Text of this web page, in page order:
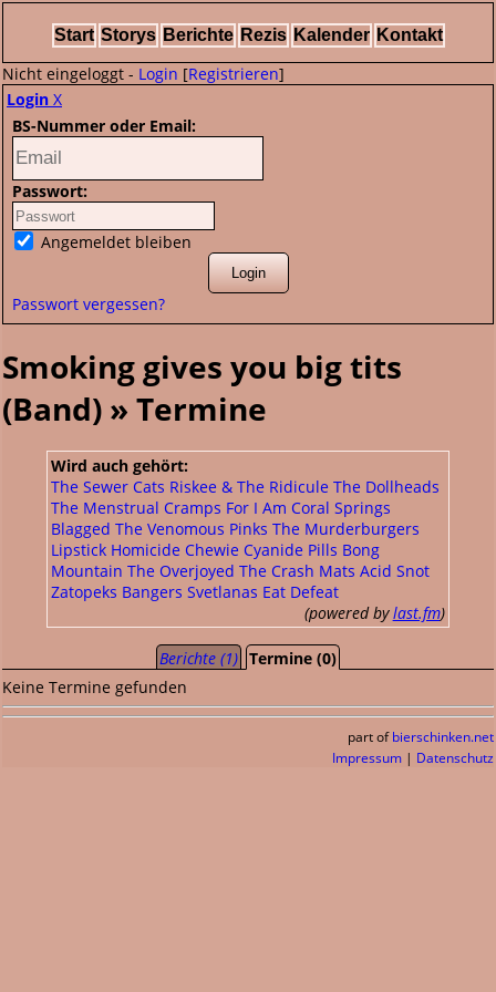
Start Storys Berichte Rezis Kalender Kontakt
Nicht eingeloggt - Login [Registrieren]
Login X
BS-Nummer oder Email:
Passwort:
Angemeldet bleiben
Passwort vergessen?
Smoking gives you big tits
(Band) » Termine
Wird auch gehört:
The Sewer Cats Riskee & The Ridicule The Dollheads
The Menstrual Cramps For I Am Coral Springs
Blagged The Venomous Pinks The Murderburgers
Lipstick Homicide Chewie Cyanide Pills Bong
Mountain The Overjoyed The Crash Mats Acid Snot
Zatopeks Bangers Svetlanas Eat Defeat
(powered bylast.fm)
Berichte (1) Termine (0)
Keine Termine gefunden
part of bierschinken.net
Impressum | Datenschutz